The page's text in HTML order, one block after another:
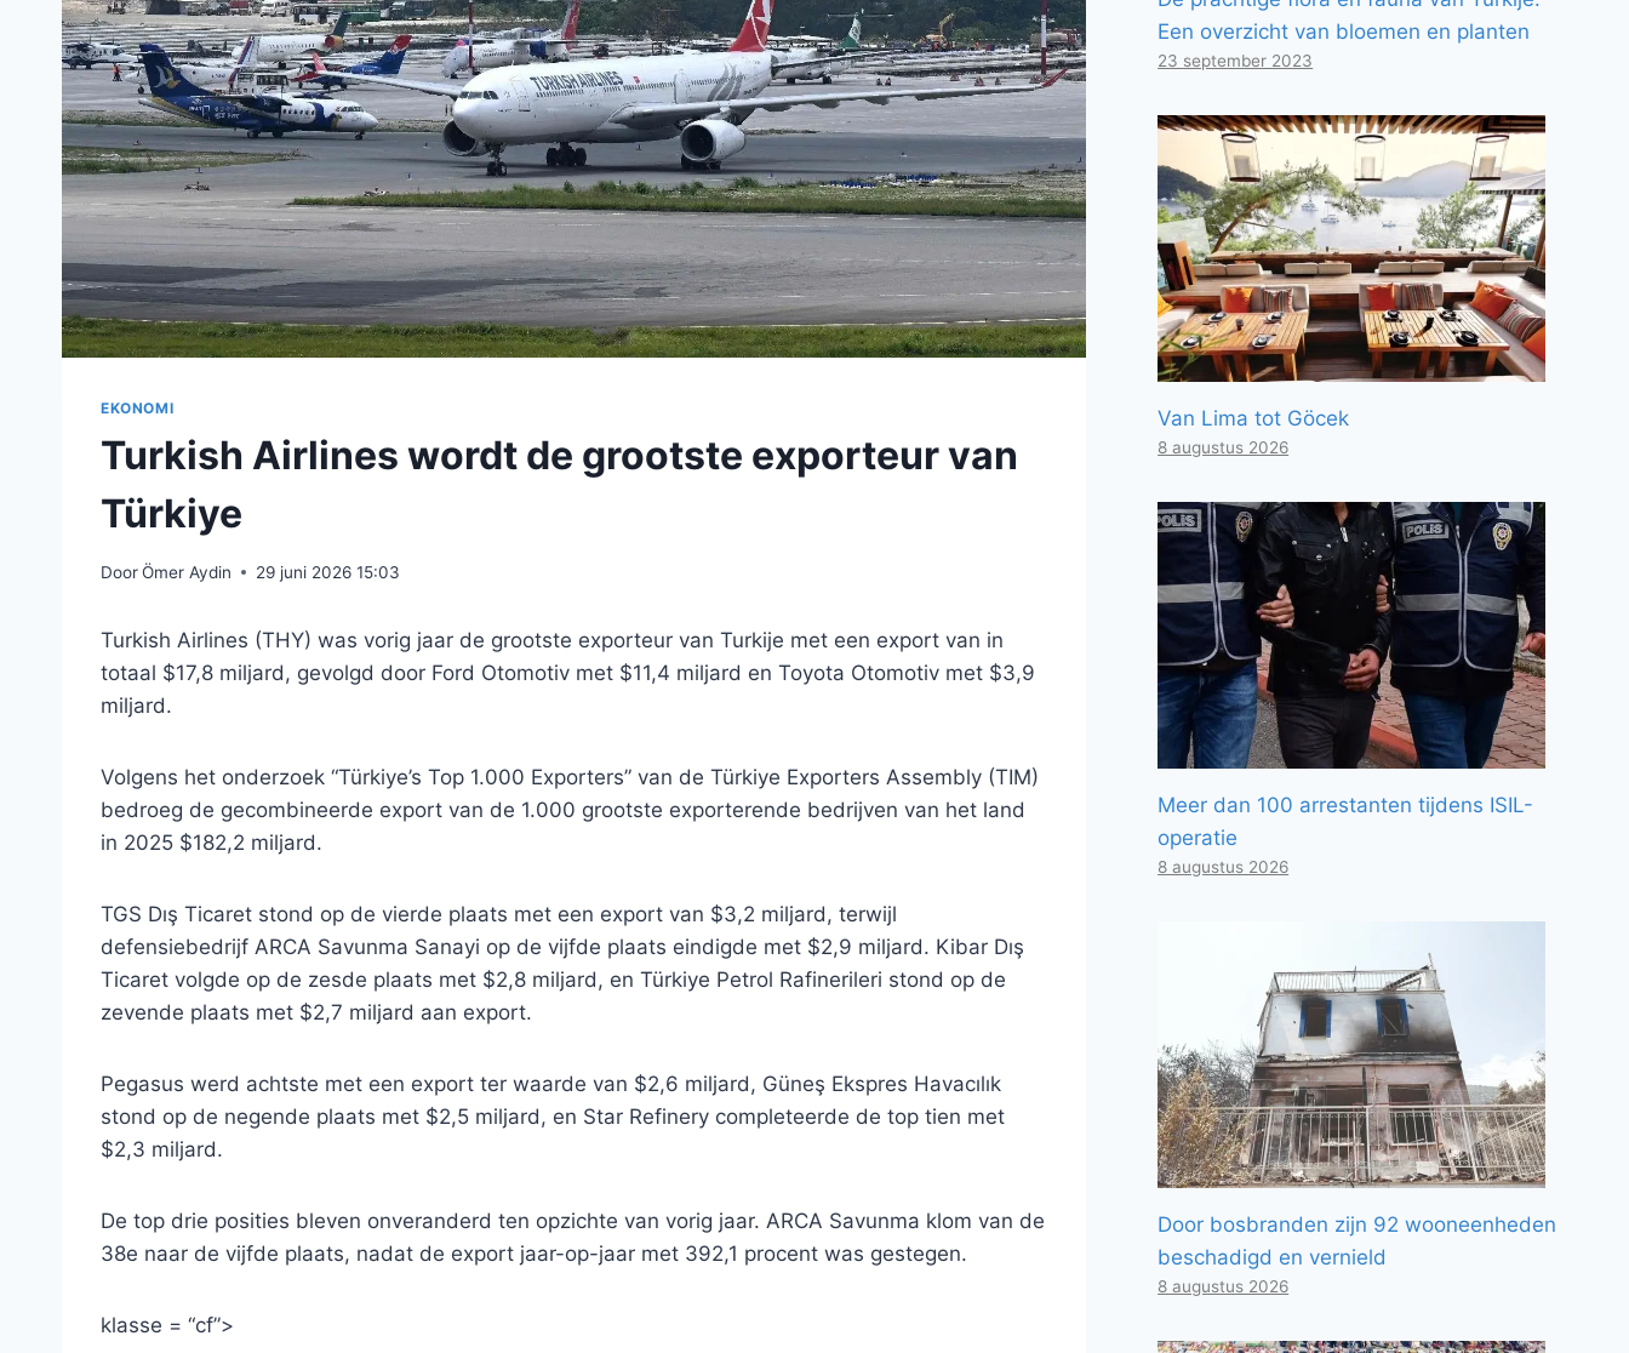
EKONOMI
Turkish Airlines wordt de grootste exporteur van
Türkiye
DoorÖmer Aydin 29 juni 2026 15:03
Turkish Airlines (THY) was vorig jaar de grootste exporteur van Turkije met een export van in
totaal $17,8 miljard, gevolgd door Ford Otomotiv met $11,4 miljard en Toyota Otomotiv met $3,9
miljard.
Volgens het onderzoek “Türkiye’s Top 1.000 Exporters” van de Türkiye Exporters Assembly (TIM)
bedroeg de gecombineerde export van de 1.000 grootste exporterende bedrijven van het land
in 2025 $182,2 miljard.
TGS Dış Ticaret stond op de vierde plaats met een export van $3,2 miljard, terwijl
defensiebedrijf ARCA Savunma Sanayi op de vijfde plaats eindigde met $2,9 miljard. Kibar Dış
Ticaret volgde op de zesde plaats met $2,8 miljard, en Türkiye Petrol Rafinerileri stond op de
zevende plaats met $2,7 miljard aan export.
Pegasus werd achtste met een export ter waarde van $2,6 miljard, Güneş Ekspres Havacılık
stond op de negende plaats met $2,5 miljard, en Star Refinery completeerde de top tien met
$2,3 miljard.
De top drie posities bleven onveranderd ten opzichte van vorig jaar. ARCA Savunma klom van de
38e naar de vijfde plaats, nadat de export jaar-op-jaar met 392,1 procent was gestegen.
klasse = “cf”>
Een overzicht van bloemen en planten
23 september 2023
Van Lima tot Göcek
8 augustus 2026
Meer dan 100 arrestanten tijdens ISIL-
operatie
8 augustus 2026
Door bosbranden zijn 92 wooneenheden
beschadigd en vernield
8 augustus 2026